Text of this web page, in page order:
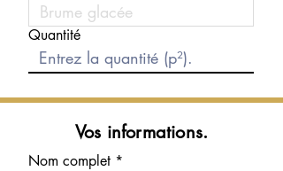
Quantité
Vos informations.
Nom complet